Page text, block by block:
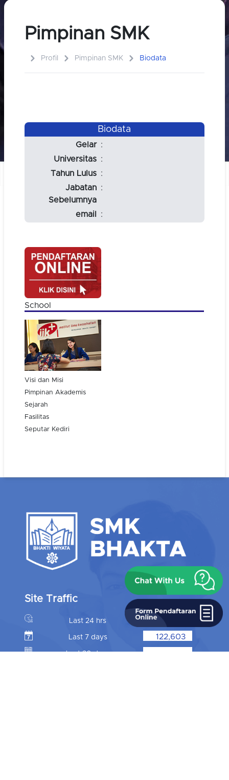
Pimpinan SMK
Profil Pimpinan SMK Biodata
Biodata
Gelar :
Universitas :
Tahun Lulus :
Jabatan
Sebelumnya
:
email :
School
Visi dan Misi
Pimpinan Akademis
Sejarah
Fasilitas
Seputar Kediri
Site Traffic
Last 24 hrs 13,367
Last 7 days 122,603
Last 30 days